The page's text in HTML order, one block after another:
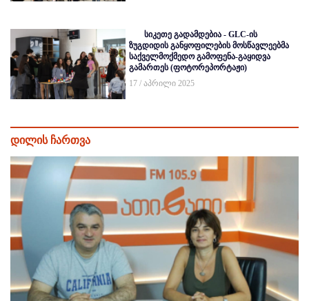
სიკეთე გადამდებია - GLC-ის
ზუგდიდის განყოფილების მოსწავლეებმა
საქველმოქმედო გამოფენა-გაყიდვა
გამართეს (ფოტორეპორტაჟი)
17 / აპრილი 2025
დილის ჩართვა